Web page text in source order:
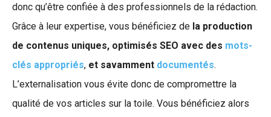
donc qu’être confiée à des professionnels de la rédaction.
Grâce à leur expertise, vous bénéficiez de la production
de contenus uniques, optimisés SEO avec des mots-
clés appropriés, et savamment documentés.
L’externalisation vous évite donc de compromettre la
qualité de vos articles sur la toile. Vous bénéficiez alors